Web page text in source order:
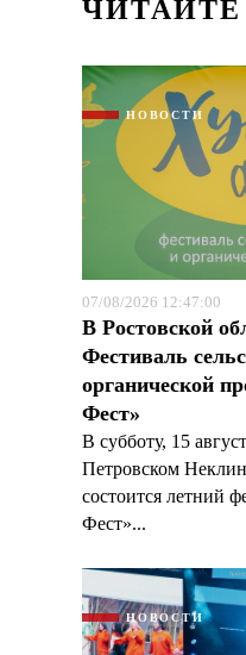
НОВОСТИ
07/08/2026 12:47:00
В Ростовской
Фестиваль
органической
Фест»
В субботу, 15
Петровском
состоится летний
Фест»...
НОВОСТИ